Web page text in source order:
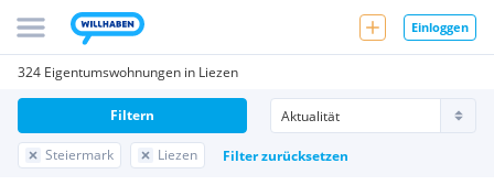
Einloggen
324 Eigentumswohnungen in Liezen
Steiermark Liezen Filter zurücksetzen
Filtern